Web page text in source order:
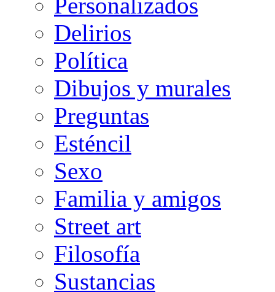
Personalizados
Delirios
Política
Dibujos y murales
Preguntas
Esténcil
Sexo
Familia y amigos
Street art
Filosofía
Sustancias